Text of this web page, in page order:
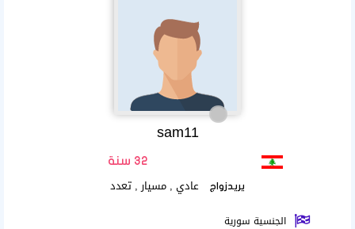
sam11
32 سنة
يريدزواج عادي , مسيار , تعدد
الجنسية سورية